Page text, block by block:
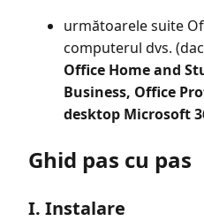
următoarele suite
computerul dvs.
Office Home and
Business, Office
desktop Microsoft
Ghid pas cu pas
I. Instalare